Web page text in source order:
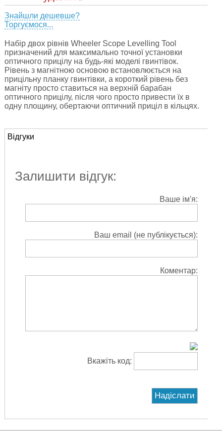
Знайшли дешевше?
Торгуємося...
Набір двох рівнів Wheeler Scope Levelling Tool
призначений для максимально точної установки
оптичного прицілу на будь-які моделі гвинтівок.
Рівень з магнітною основою встановлюється на
прицільну планку гвинтівки, а короткий рівень без
магніту просто ставиться на верхній барабан
оптичного прицілу, після чого просто привести їх в
одну площину, обертаючи оптичний приціл в кільцях.
Відгуки
Залишити відгук:
Ваше ім'я:
Ваш email (не публікується):
Коментар:
Вкажіть код: